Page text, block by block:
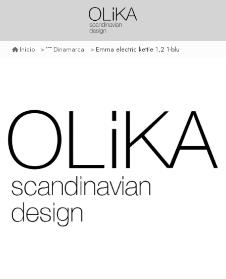
Inicio Dinamarca Emma electric kettle 1,2 1-blu